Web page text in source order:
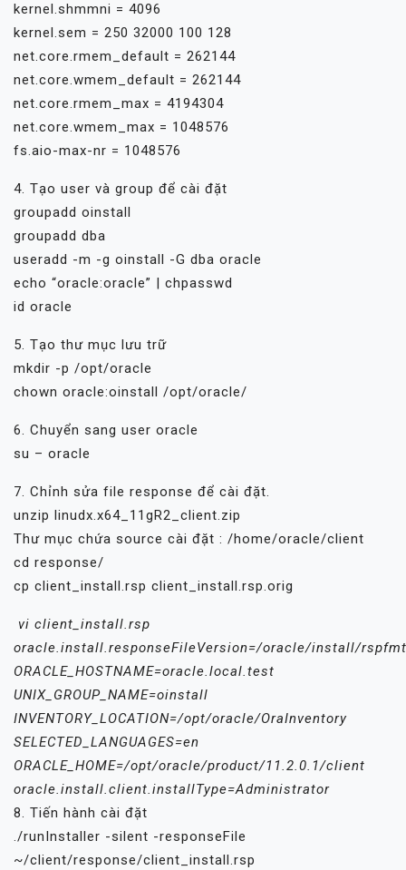
kernel.shmmni = 4096
kernel.sem = 250 32000 100 128
net.core.rmem_default = 262144
net.core.wmem_default = 262144
net.core.rmem_max = 4194304
net.core.wmem_max = 1048576
fs.aio-max-nr = 1048576
4. Tạo user và group để cài đặt
groupadd oinstall
groupadd dba
useradd -m -g oinstall -G dba oracle
echo “oracle:oracle” | chpasswd
id oracle
5. Tạo thư mục lưu trữ
mkdir -p /opt/oracle
chown oracle:oinstall /opt/oracle/
6. Chuyển sang user oracle
su – oracle
7. Chỉnh sửa file response để cài đặt.
unzip linudx.x64_11gR2_client.zip
Thư mục chứa source cài đặt : /home/oracle/client
cd response/
cp client_install.rsp client_install.rsp.orig
vi client_install.rsp
oracle.install.responseFileVersion=/oracle/install/
ORACLE_HOSTNAME=oracle.local.test
UNIX_GROUP_NAME=oinstall
INVENTORY_LOCATION=/opt/oracle/OraInventory
SELECTED_LANGUAGES=en
ORACLE_HOME=/opt/oracle/product/11.2.0.1/client
oracle.install.client.installType=Administrator
8. Tiến hành cài đặt
./runInstaller -silent -responseFile
~/client/response/client_install.rsp